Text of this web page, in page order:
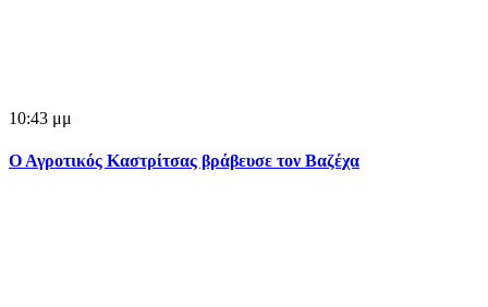
10:43 μμ
Ο Αγροτικός Καστρίτσας βράβευσε τον Βαζέχα